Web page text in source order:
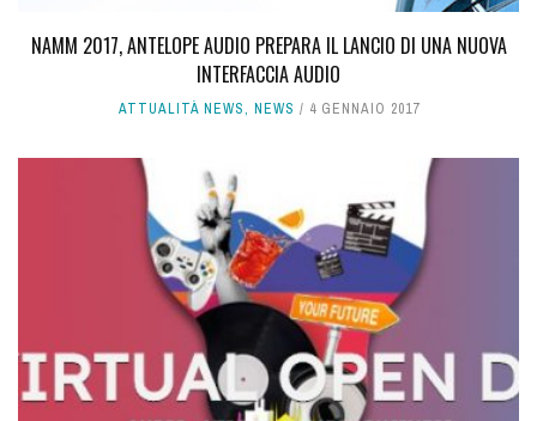
NAMM 2017, ANTELOPE AUDIO PREPARA IL LANCIO DI UNA NUOVA
INTERFACCIA AUDIO
ATTUALITÀ NEWS, NEWS 4 GENNAIO 2017